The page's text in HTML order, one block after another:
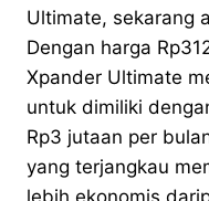
Ultimate, sekarang
Dengan harga
Xpander Ultimate
untuk dimiliki
Rp3 jutaan per
yang terjangkau
lebih ekonomis